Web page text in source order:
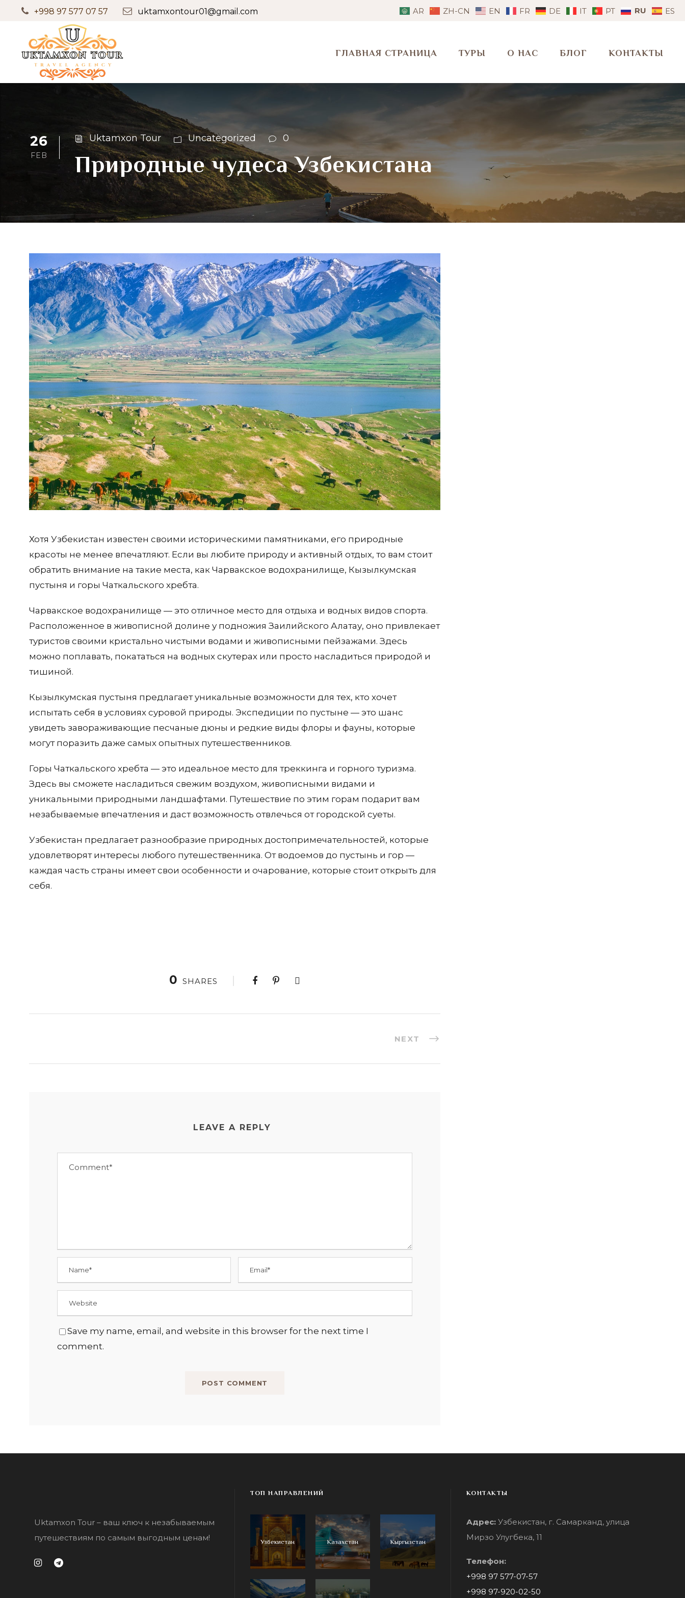
+998 97 577 07 57 uktamxontour01@gmail.com
ГЛАВНАЯ СТРАНИЦА ТУРЫ О НАС БЛОГ КОНТАКТЫ
26
FEB
Uktamxon Tour Uncategorized 0
Природные чудеса Узбекистана
Хотя Узбекистан известен своими историческими памятниками, его природные
красоты не менее впечатляют. Если вы любите природу и активный отдых, то вам стоит
обратить внимание на такие места, как Чарвакское водохранилище, Кызылкумская
пустыня и горы Чаткальского хребта.
Чарвакское водохранилище — это отличное место для отдыха и водных видов спорта.
Расположенное в живописной долине у подножия Заилийского Алатау, оно привлекает
туристов своими кристально чистыми водами и живописными пейзажами. Здесь
можно поплавать, покататься на водных скутерах или просто насладиться природой и
тишиной.
Кызылкумская пустыня предлагает уникальные возможности для тех, кто хочет
испытать себя в условиях суровой природы. Экспедиции по пустыне — это шанс
увидеть завораживающие песчаные дюны и редкие виды флоры и фауны, которые
могут поразить даже самых опытных путешественников.
Горы Чаткальского хребта — это идеальное место для треккинга и горного туризма.
Здесь вы сможете насладиться свежим воздухом, живописными видами и
уникальными природными ландшафтами. Путешествие по этим горам подарит вам
незабываемые впечатления и даст возможность отвлечься от городской суеты.
Узбекистан предлагает разнообразие природных достопримечательностей, которые
удовлетворят интересы любого путешественника. От водоемов до пустынь и гор —
каждая часть страны имеет свои особенности и очарование, которые стоит открыть для
себя.
0 SHARES
NEXT
LEAVE A REPLY
Save my name, email, and website in this browser for the next time I
comment.
Uktamxon Tour – ваш ключ к незабываемым
путешествиям по самым выгодным ценам!
ТОП НАПРАВЛЕНИЙ
Узбекистан Казахстан Кыргызстан
КОНТАКТЫ
Адрес: Узбекистан, г. Самарканд, улица
Мирзо Улугбека, 11
Телефон:
+998 97 577-07-57
+998 97-920-02-50
AR ZH-CN EN FR DE IT PT RU ES